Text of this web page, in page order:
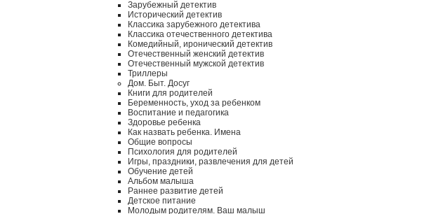
Зарубежный детектив
Исторический детектив
Классика зарубежного детектива
Классика отечественного детектива
Комедийный, иронический детектив
Отечественный женский детектив
Отечественный мужской детектив
Триллеры
Дом. Быт. Досуг
Книги для родителей
Беременность, уход за ребенком
Воспитание и педагогика
Здоровье ребенка
Как назвать ребенка. Имена
Общие вопросы
Психология для родителей
Игры, праздники, развлечения для детей
Обучение детей
Альбом малыша
Раннее развитие детей
Детское питание
Молодым родителям. Ваш малыш